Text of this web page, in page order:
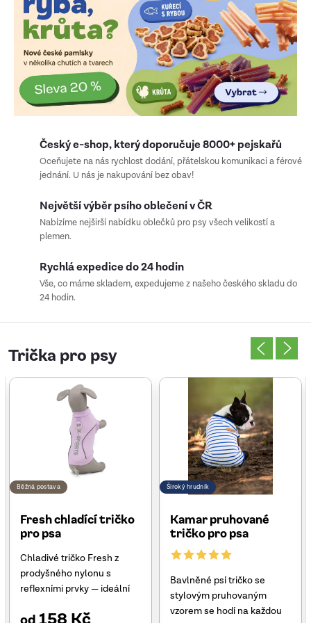
h
o
Český e-shop, který doporučuje 8000+ pejskařů
Oceňujete na nás rychlost dodání, přátelskou komunikaci a férové
jednání. U nás je nakupování bez obav!
Největší výběr psího oblečení v ČR
Nabízíme nejširší nabídku oblečků pro psy všech velikostí a
plemen.
Rychlá expedice do 24 hodin
Vše, co máme skladem, expedujeme z našeho českého skladu do
24 hodin.
Trička pro psy
Běžná postava
Fresh chladící tričko
pro psa
od 158 Kč
Chladivé tričko Fresh z
prodyšného nylonu s
reflexními prvky — ideální
běžnou postavou. Elastický
Široký hrudník
Kamar pruhované
tričko pro psa
Bavlněné psí tričko se
stylovým pruhovaným
vzorem se hodí na každou